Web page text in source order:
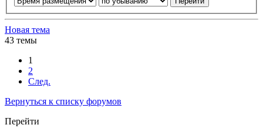
Новая тема
43 темы
1
2
След.
Вернуться к списку форумов
Перейти